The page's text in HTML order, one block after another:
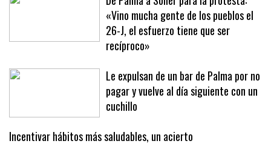
«Vino mucha gente de los pueblos el
26-J, el esfuerzo tiene que ser
recíproco»
Le expulsan de un bar de Palma por no
pagar y vuelve al día siguiente con un
cuchillo
Incentivar hábitos más saludables, un acierto